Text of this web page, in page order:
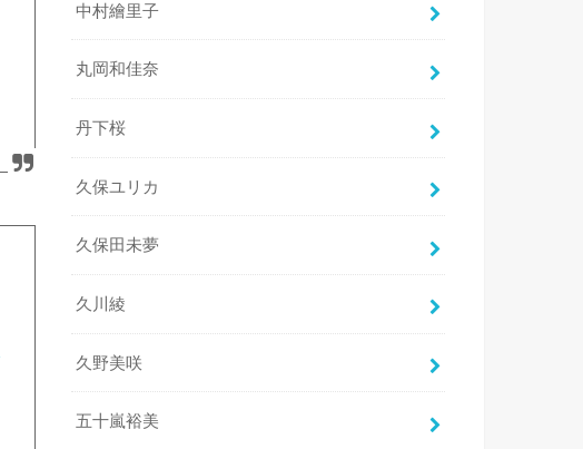
中村繪里子
丸岡和佳奈
丹下桜
久保ユリカ
久保田未夢
久川綾
久野美咲
五十嵐裕美